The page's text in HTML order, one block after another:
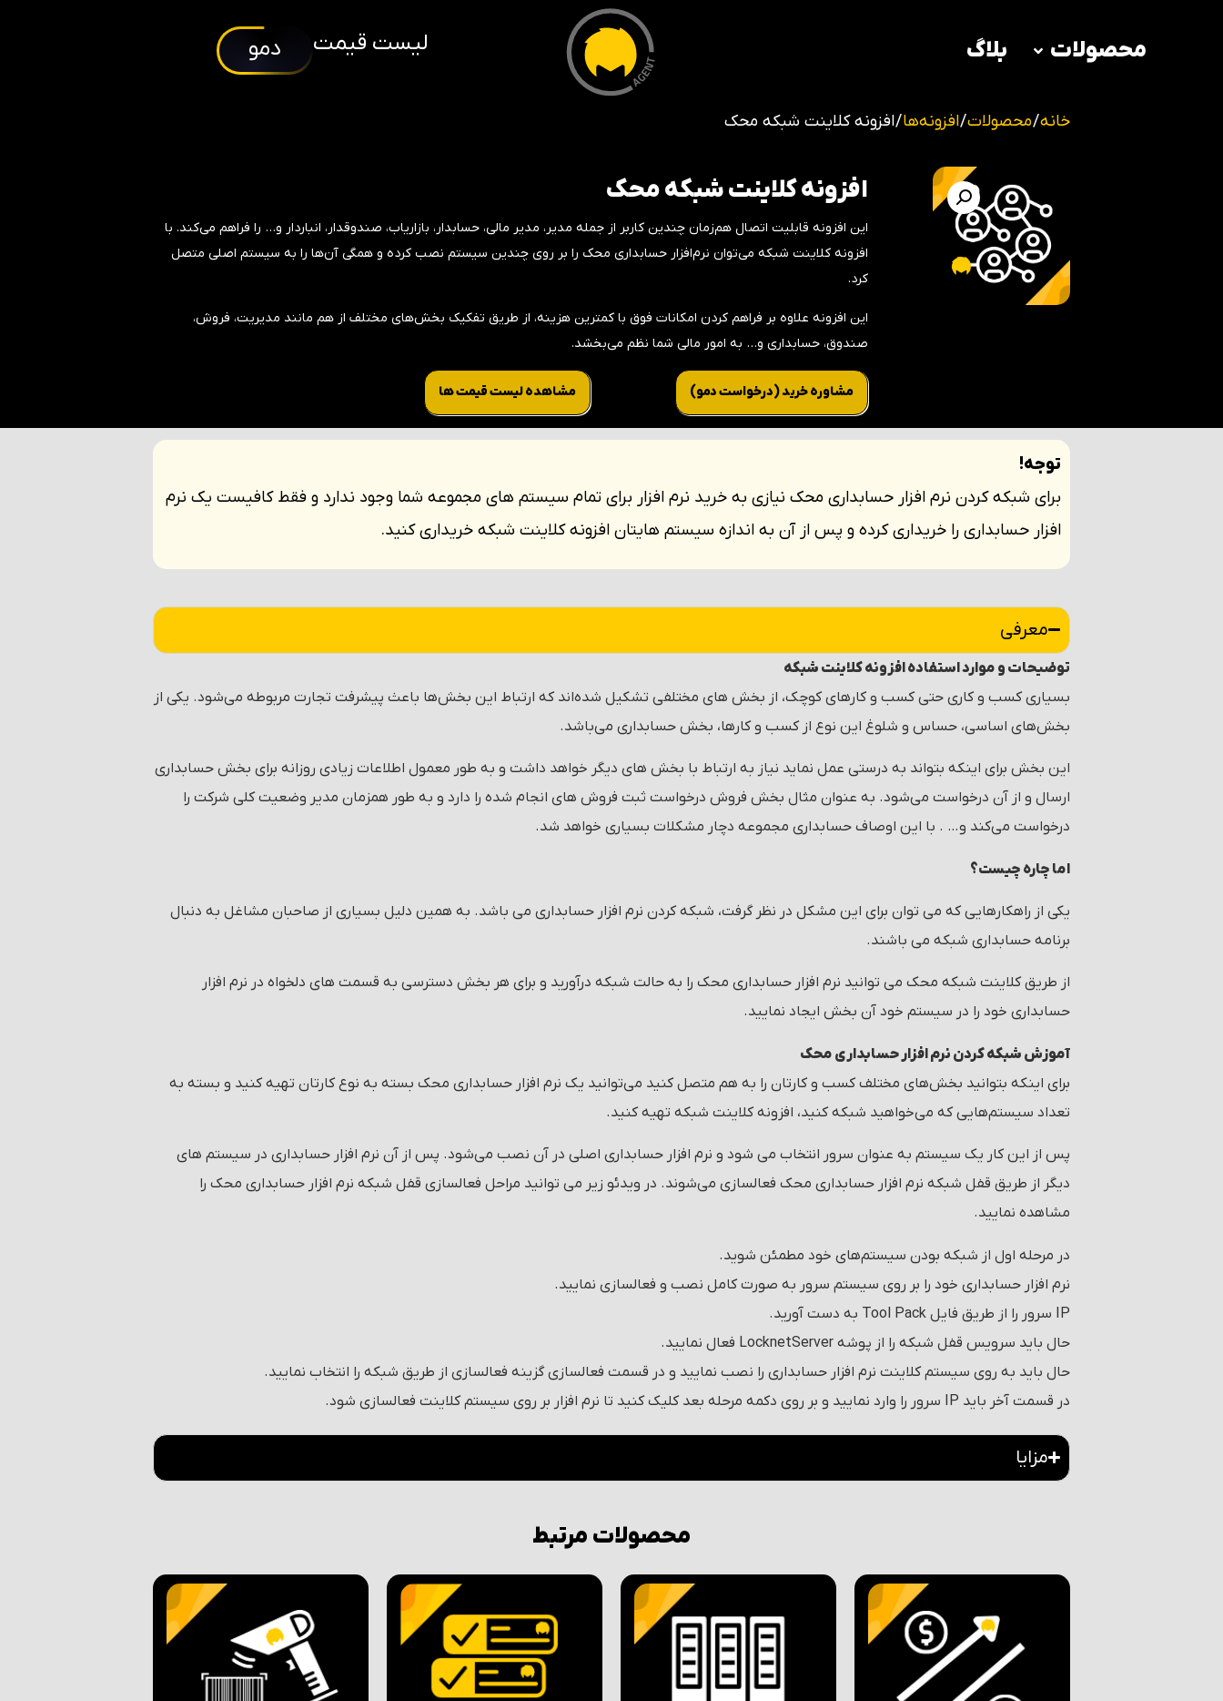
محصولات بلاگ لیست قیمت دمو
خانه/محصولات/افزونه‌ها/ افزونه کلاینت شبکه محک
افزونه کلاینت شبکه محک
این افزونه قابلیت اتصال هم‌زمان چندین کاربر از جمله مدیر، مدیر مالی، حسابدار، بازاریاب، صندوقدار، انباردار و… را فراهم می‌کند. با
افزونه کلاینت شبکه می‌توان نرم‌افزار حسابداری محک را بر روی چندین سیستم نصب کرده و همگی آن‌ها را به سیستم اصلی متصل
کرد.
این افزونه علاوه بر فراهم کردن امکانات فوق با کمترین هزینه، از طریق تفکیک بخش‌های مختلف از هم مانند مدیریت، فروش،
صندوق، حسابداری و… به امور مالی شما نظم می‌بخشد.
مشاوره خرید (‌درخواست دمو) مشاهده لیست قیمت ها
توجه!
برای شبکه کردن نرم افزار حسابداری محک نیازی به خرید نرم افزار برای تمام سیستم های مجموعه شما وجود ندارد و فقط کافیست یک نرم
افزار حسابداری را خریداری کرده و پس از آن به اندازه سیستم هایتان افزونه کلاینت شبکه خریداری کنید.
معرفی
توضیحات و موارد استفاده افزونه کلاینت شبکه
بسیاری کسب و کاری حتی کسب و کارهای کوچک، از بخش های مختلفی تشکیل شده‌اند که ارتباط این بخش‌ها باعث پیشرفت تجارت مربوطه می‌شود. یکی از
بخش‌های اساسی، حساس و شلوغ این نوع از کسب و کارها، بخش حسابداری می‌باشد.
این بخش برای اینکه بتواند به درستی عمل نماید نیاز به ارتباط با بخش های دیگر خواهد داشت و به طور معمول اطلاعات زیادی روزانه برای بخش حسابداری
ارسال و از آن درخواست می‌شود. به عنوان مثال بخش فروش درخواست ثبت فروش های انجام شده را دارد و به طور همزمان مدیر وضعیت کلی شرکت را
درخواست می‌کند و… . با این اوصاف حسابداری مجموعه دچار مشکلات بسیاری خواهد شد.
اما چاره چیست؟
یکی از راهکارهایی که می توان برای این مشکل در نظر گرفت، شبکه کردن نرم افزار حسابداری می باشد. به همین دلیل بسیاری از صاحبان مشاغل به دنبال
برنامه حسابداری شبکه می باشند.
از طریق کلاینت شبکه محک می توانید نرم افزار حسابداری محک را به حالت شبکه درآورید و برای هر بخش دسترسی به قسمت های دلخواه در نرم افزار
حسابداری خود را در سیستم خود آن بخش ایجاد نمایید.
آموزش شبکه کردن نرم افزار حسابداری محک
برای اینکه بتوانید بخش‌های مختلف کسب و کارتان را به هم متصل کنید می‌توانید یک نرم افزار حسابداری محک بسته به نوع کارتان تهیه کنید و بسته به
تعداد سیستم‌هایی که می‌خواهید شبکه کنید، افزونه کلاینت شبکه تهیه کنید.
پس از این کار یک سیستم به عنوان سرور انتخاب می شود و نرم افزار حسابداری اصلی در آن نصب می‌شود. پس از آن نرم افزار حسابداری در سیستم های
دیگر از طریق قفل شبکه نرم افزار حسابداری محک فعالسازی می‌شوند. در ویدئو زیر می توانید مراحل فعالسازی قفل شبکه نرم افزار حسابداری محک را
مشاهده نمایید.
در مرحله اول از شبکه بودن سیستم‌های خود مطمئن شوید.
نرم افزار حسابداری خود را بر روی سیستم سرور به صورت کامل نصب و فعالسازی نمایید.
IP سرور را از طریق فایل Tool Pack به دست آورید.
حال باید سرویس قفل شبکه را از پوشه LocknetServer فعال نمایید.
حال باید به روی سیستم کلاینت نرم افزار حسابداری را نصب نمایید و در قسمت فعالسازی گزینه فعالسازی از طریق شبکه را انتخاب نمایید.
در قسمت آخر باید IP سرور را وارد نمایید و بر روی دکمه مرحله بعد کلیک کنید تا نرم افزار بر روی سیستم کلاینت فعالسازی شود.
مزایا
محصولات مرتبط